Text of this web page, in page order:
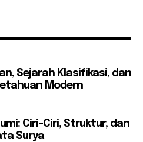
Sejarah Klasifikasi, dan
Modern
Ciri-Ciri, Struktur, dan
Surya